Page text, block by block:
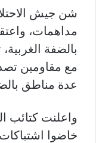
شن جيش
مداهمات،
بالضفة
مع مقاومين
عدة مناطق
واعلنت كتائب
خاضوا